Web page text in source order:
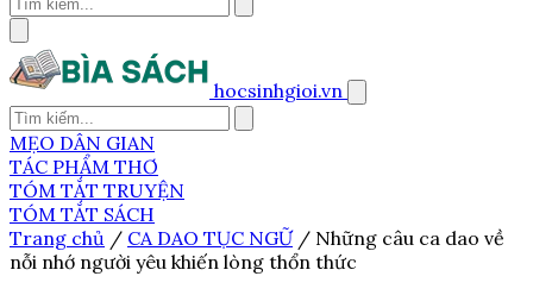
hocsinhgioi.vn
MẸO DÂN GIAN
TÁC PHẨM THƠ
TÓM TẮT TRUYỆN
TÓM TẮT SÁCH
Trang chủ / CA DAO TỤC NGỮ / Những câu ca dao về
nỗi nhớ người yêu khiến lòng thổn thức